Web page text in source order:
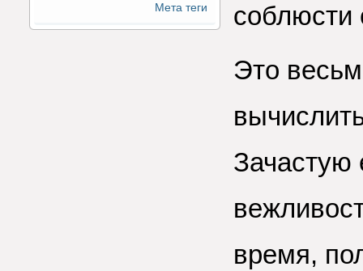
Мета теги
соблюсти
Это
Зачастую
время,